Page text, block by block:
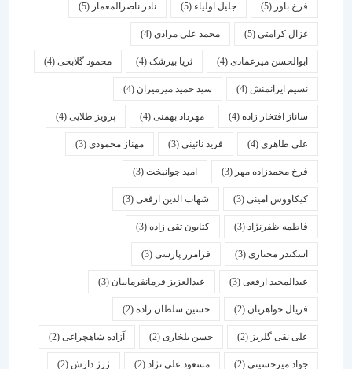
فرخ باور(5) جلیل اولیاء(5) نادر ناصرالمعمار (5)
غزال کرامتی(5) محمد علی مرادی(4)
ابوالحسن میرعمادی(4) ثریا بیرشک(4) محمود گلابچی(4)
نسیم ایرانمنش(4) سید حمید میرمیران(4)
ساناز افتخار زاده(4) مهرداد بهمنی (4) پرویز طلایی(4)
علی طاهری(4) فرید نائینی(3) مهناز محمودی(3)
فرخ محمدزاده مهر(3) امید جوانبخت(3)
کیکاووس امینی(3) شهاب الدین ارفعی(3)
فاطمه ظفرنژاد(3) کتایون تقی زاده(3)
اسكندر مختاری (3) فرامرز پارسی(3)
عبدالمجید ارفعی(3) عبدالعزیز فرمانفرماییان(3)
فریال جواهریان(2) حسین سلطان زاده(2)
علی نقی گلریز(2) حسن بلخاری(2) آزاده شاهچراغی(2)
جواد میرحسینی(2) مسعود علی نژاد(2) ژرژ دارش (2)